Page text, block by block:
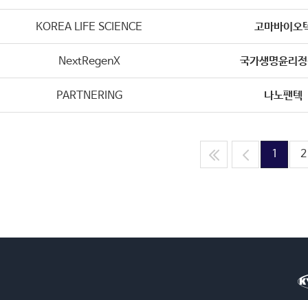
KOREA LIFE SCIENCE 고마바이오
NextRegenX 국가생명윤리
PARTNERING 나노팬텍
1 2